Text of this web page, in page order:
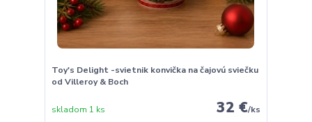
Toy's Delight -svietnik konvička na čajovú sviečku
od Villeroy & Boch
32 €/ks
skladom 1 ks